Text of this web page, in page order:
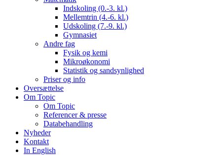
Indskoling (0.-3. kl.)
Mellemtrin (4.-6. kl.)
Udskoling (7.-9. kl.)
Gymnasiet
Andre fag
Fysik og kemi
Mikroøkonomi
Statistik og sandsynlighed
Priser og info
Oversættelse
Om Topic
Om Topic
Referencer & presse
Databehandling
Nyheder
Kontakt
In English